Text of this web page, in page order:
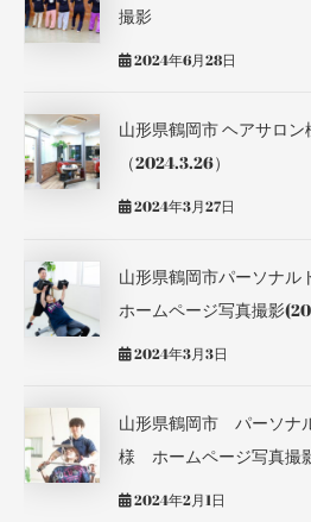
撮影
2024年6月28日
山形県鶴岡市 ヘアサロ
（2024.3.26）
2024年3月27日
山形県鶴岡市パーソナ
ホームページ写真撮影
2024年3月3日
山形県鶴岡市 パーソナ
様 ホームページ写真撮
2024年2月1日